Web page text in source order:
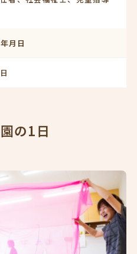
月日
の1日